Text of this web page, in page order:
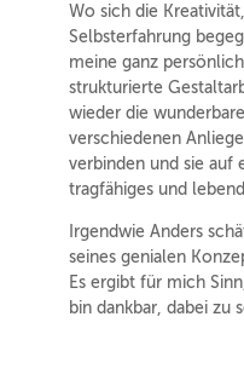
Wo sich die
Selbsterfahrung
meine ganz
strukturierte
wieder die
verschiedenen
verbinden und sie auf
tragfähiges und
Irgendwie Anders
seines genialen
Es ergibt für mich
bin dankbar, dabei zu